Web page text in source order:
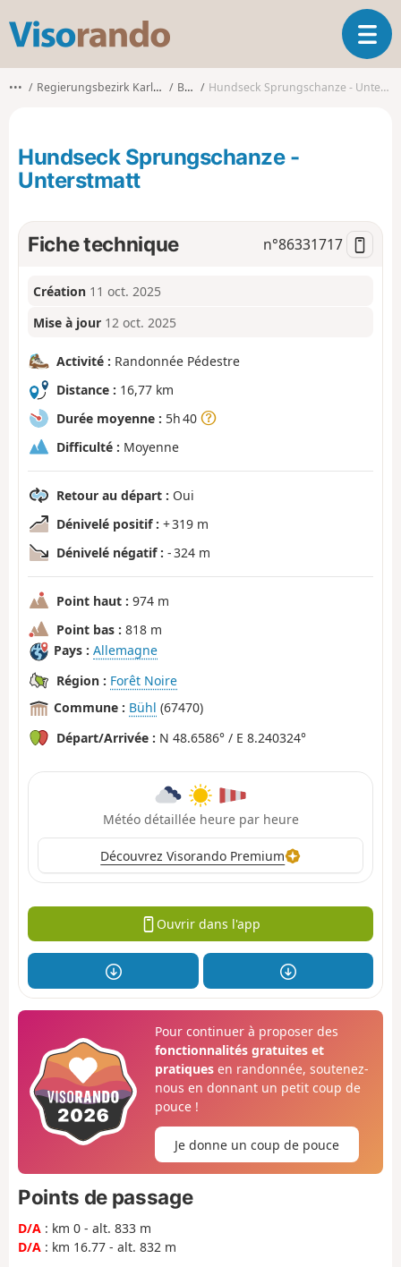
s
o
O
u
v
v
••• Regierungsbezirk Karlsruhe Bühl Hundseck Sprungschanze - Unterstmatt
Hundseck Sprungschanze -
Unterstmatt
Fiche technique n°86331717
Création 11 oct. 2025
Mise à jour 12 oct. 2025
Activité : Randonnée Pédestre
Distance : 16,77 km
Durée moyenne : 5h 40
Difficulté : Moyenne
Retour au départ : Oui
Dénivelé positif : + 319 m
Dénivelé négatif : - 324 m
Point haut : 974 m
Point bas : 818 m
Pays : Allemagne
Région : Forêt Noire
Commune : Bühl (67470)
Départ/Arrivée : N 48.6586° / E 8.240324°
Météo détaillée heure par heure
Découvrez Visorando Premium
Ouvrir dans l'app
Pour continuer à proposer des
fonctionnalités gratuites et
pratiquesen randonnée, soutenez-
nous en donnant un petit coup de
pouce !
Je donne un coup de pouce
Points de passage
D/A : km 0 - alt. 833 m
D/A : km 16.77 - alt. 832 m